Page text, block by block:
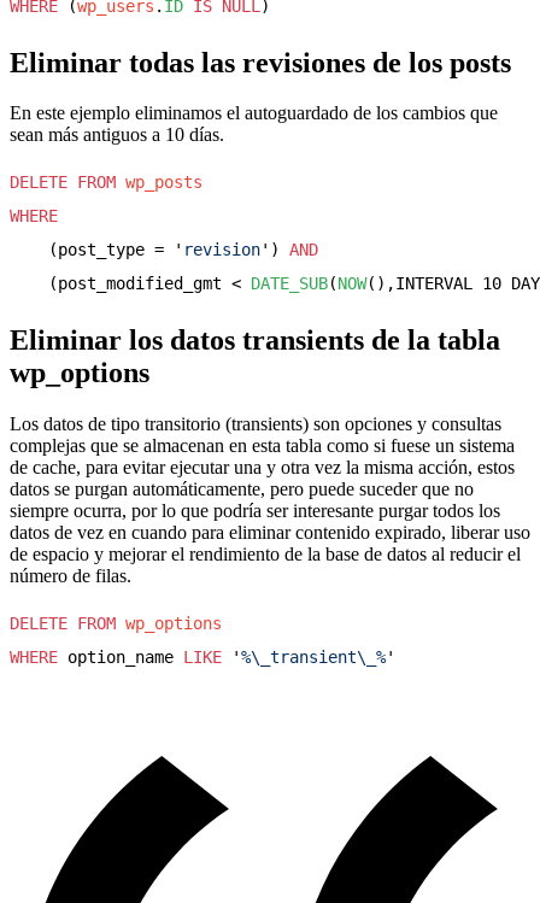
WHERE (wp_users . ID IS NULL
Eliminar todas las revisiones de los posts
En este ejemplo eliminamos el autoguardado de los cambios que
sean más antiguos a 10 días.
DELETE FROM wp_posts
WHERE
    (post_type = '
revision') AND
    (post_modified_gmt <
DATE_SUB(NOW
Eliminar los datos transients de la tabla
wp_options
Los datos de tipo transitorio (transients) son opciones y consultas
complejas que se almacenan en esta tabla como si fuese un sistema
de cache, para evitar ejecutar una y otra vez la misma acción, estos
datos se purgan automáticamente, pero puede suceder que no
siempre ocurra, por lo que podría ser interesante purgar todos los
datos de vez en cuando para eliminar contenido expirado, liberar uso
de espacio y mejorar el rendimiento de la base de datos al reducir el
número de filas.
DELETE FROM wp_options
WHERE option_name LIKE '%\_transient\_%